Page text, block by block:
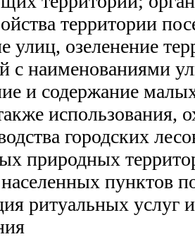
территории
улиц, озеленение
с наименованиями
и содержание
использования,
городских
природных
пунктов
ритуальных услуг